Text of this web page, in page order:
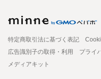
特定商取引法に基づく表記
広告識別子の取得・利用
プライ
メディアキット